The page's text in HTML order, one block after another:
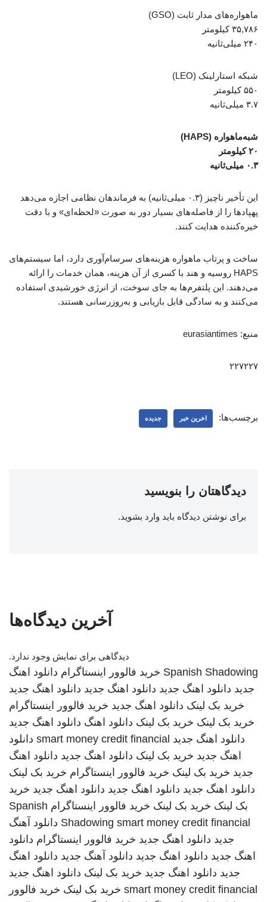
ماهواره‌های مدار ثابت (GSO)
۳۵,۷۸۶ کیلومتر
۲۴۰ میلی‌ثانیه
شبکه استارلینک (LEO)
۵۵۰ کیلومتر
۳.۷ میلی‌ثانیه
شبه‌ماهواره (HAPS)
۲۰ کیلومتر
۰.۳ میلی‌ثانیه
این تأخیر ناچیز (۰.۳ میلی‌ثانیه) به فرماندهان نظامی اجازه می‌دهد
پهپادها را از فاصله‌های بسیار دور به صورت «لحظه‌ای» و با دقت
خیره‌کننده هدایت کنند.
ساخت و پرتاب ماهواره هزینه‌های سرسام‌آوری دارد، اما سیستم‌های
HAPS روسیه و هند با کسری از آن هزینه، همان خدمات را ارائه
می‌دهند. این پلتفرم‌ها به جای سوخت، از انرژی خورشیدی استفاده
می‌کنند و به سادگی قابل بازیابی و به‌روزرسانی هستند.
منبع: eurasiantimes
۲۲۷۲۲۷
برچسب‌ها: اخرین خبر جدیده
دیدگاهتان را بنویسید
برای نوشتن دیدگاه باید وارد بشوید.
آخرین دیدگاه‌ها
دیدگاهی برای نمایش وجود ندارد.
Spanish Shadowing خرید فالوور اینستاگرام دانلود اهنگ
جدید دانلود اهنگ جدید دانلود اهنگ جدید دانلود اهنگ جدید
خرید بک لینک دانلود اهنگ جدید خرید فالوور اینستاگرام
خرید بک لینک خرید بک لینک دانلود اهنگ دانلود اهنگ جدید
دانلود اهنگ جدید smart money credit financial دانلود
اهنگ جدید خرید بک لینک دانلود اهنگ جدید دانلود اهنگ
جدید خرید بک لینک خرید فالوور اینستاگرام خرید بک لینک
دانلود اهنگ جدید دانلود اهنگ جدید دانلود اهنگ جدید خرید
بک لینک خرید بک لینک خرید فالوور اینستاگرام Spanish
Shadowing smart money credit financial
دانلود آهنگ
جدید دانلود اهنگ جدید خرید فالوور اینستاگرام دانلود
اهنگ جدید دانلود اهنگ جدید دانلود آهنگ جدید دانلود اهنگ
جدید دانلود اهنگ جدید خرید بک لینک دانلود اهنگ جدید
smart money credit financial خرید بک لینک خرید فالوور